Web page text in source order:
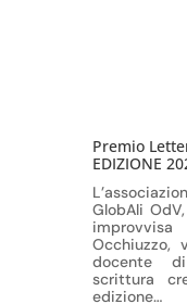
Premio
EDIZIONE
GlobAli
Occhiuzzo,
docente
scrittura
edizione…